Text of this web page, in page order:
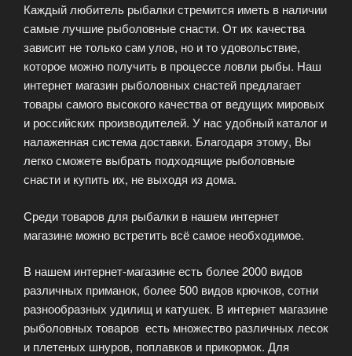
Каждый любитель рыбалки стремится иметь в наличии
самые лучшие рыболовные снасти. От их качества
зависит не только сам улов, но и то удовольствие,
которое можно получить в процессе ловли рыбы. Наш
интернет магазин рыболовных снастей предлагает
товары самого высокого качества от ведущих мировых
и российских производителей. У нас удобный каталог и
налаженная система доставки. Благодаря этому, Вы
легко сможете выбрать подходящие рыболовные
снасти и купить их, не выходя из дома.
Среди товаров для рыбалки в нашем интернет
магазине можно встретить всё самое необходимое.
В нашем интернет-магазине есть более 2000 видов
различных приманок, более 500 видов крючков, сотни
разнообразных удилищ и катушек. В интернет магазине
рыболовных товаров есть множество различных лесок
и плетеных шнуров, поплавков и прикормок. Для